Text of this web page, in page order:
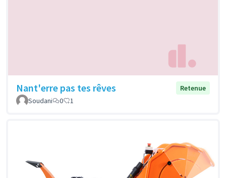
Nant'erre pas tes rêves
Retenue
Soudani
0 1